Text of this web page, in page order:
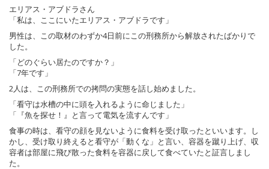
エリアス・アブドラさん
「私は、ここにいたエリアス・アブドラです」
男性は、この取材のわずか4日前にこの刑務所から解放されたばかりで
した。
「どのぐらい居たのですか？」
「7年です」
2人は、この刑務所での拷問の実態を話し始めました。
「看守は水槽の中に頭を入れるように命じました」
「『魚を探せ！』と言って電気を流すんです」
食事の時は、看守の顔を見ないように食料を受け取ったといいます。し
かし、受け取り終えると看守が「動くな」と言い、容器を蹴り上げ、収
容者は部屋に飛び散った食料を容器に戻して食べていたと証言しまし
た。